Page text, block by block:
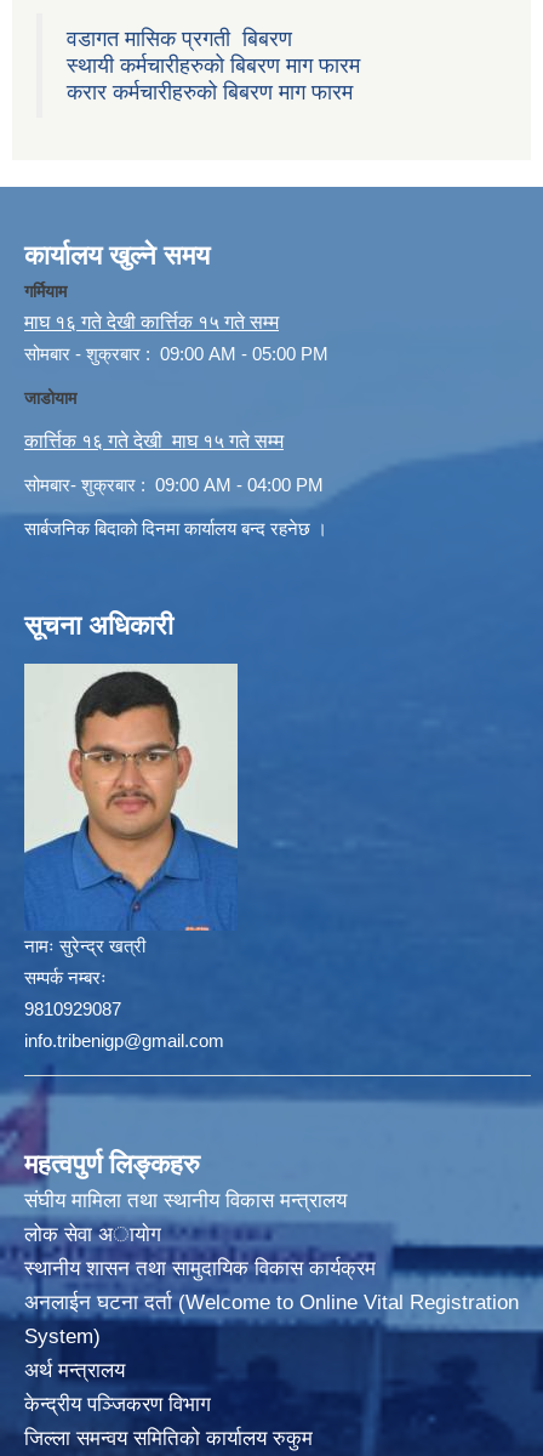
वडागत मासिक प्रगती बिबरण
स्थायी कर्मचारीहरुको बिबरण माग फारम
करार कर्मचारीहरुको बिबरण माग फारम
कार्यालय खुल्ने समय
गर्मियाम
माघ १६ गते देखी कार्त्तिक १५ गते सम्म
सोमबार - शुक्रबार : 09:00 AM - 05:00 PM
जाडोयाम
कार्त्तिक १६ गते देखी माघ १५ गते सम्म
सोमबार- शुक्रबार : 09:00 AM - 04:00 PM
सार्बजनिक बिदाको दिनमा कार्यालय बन्द रहनेछ ।
सूचना अधिकारी
नामः सुरेन्द्र खत्री
सम्पर्क नम्बरः
9810929087
info.tribenigp@gmail.com
महत्वपुर्ण लिङ्कहरु
संघीय मामिला तथा स्थानीय विकास मन्त्रालय
लोक सेवा अायाेग
स्थानीय शासन तथा सामुदायिक विकास कार्यक्रम
अनलाईन घटना दर्ता (Welcome to Online Vital Registration
System)
अर्थ मन्त्रालय
केन्द्रीय पञ्जिकरण विभाग
जिल्ला समन्वय समितिको कार्यालय रुकुम